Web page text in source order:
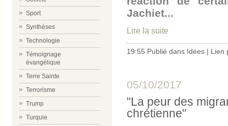
Sport
Synthèses
Technologie
Témoignage
évangélique
Terre Sainte
Terrorisme
Trump
Turquie
Jachiet...
Lire la suite
19:55 Publié dans Idées | Lien
05/10/2017
"La peur des
chrétienne"